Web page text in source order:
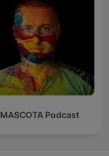
MASCOTA Podcast